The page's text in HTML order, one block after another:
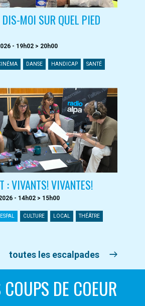
MOI SUR QUEL PIED
- 19h02 > 20h00
DANSE HANDICAP SANTÉ
: VIVANTS! VIVANTES!
- 14h02 > 15h00
CULTURE LOCAL THÉÂTRE
toutes les escalpades
DE COEUR